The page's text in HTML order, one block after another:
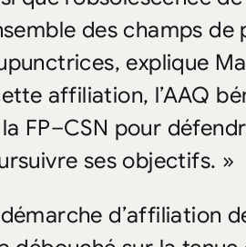
des champs
explique
affiliation, l’AAQ
FP–CSN pour
ses objectifs. »
d’affiliation